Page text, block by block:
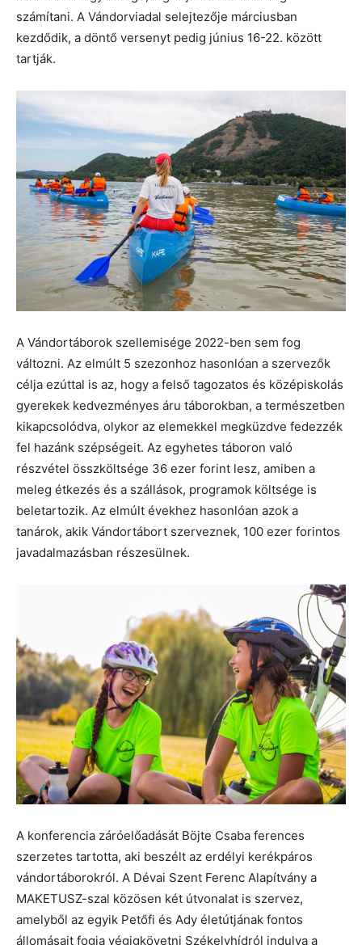
számítani. A Vándorviadal selejtezője márciusban
kezdődik, a döntő versenyt pedig június 16-22. között
tartják.
A Vándortáborok szellemisége 2022-ben sem fog
változni. Az elmúlt 5 szezonhoz hasonlóan a szervezők
célja ezúttal is az, hogy a felső tagozatos és középiskolás
gyerekek kedvezményes áru táborokban, a természetben
kikapcsolódva, olykor az elemekkel megküzdve fedezzék
fel hazánk szépségeit. Az egyhetes táboron való
részvétel összköltsége 36 ezer forint lesz, amiben a
meleg étkezés és a szállások, programok költsége is
beletartozik. Az elmúlt évekhez hasonlóan azok a
tanárok, akik Vándortábort szerveznek, 100 ezer forintos
javadalmazásban részesülnek.
A konferencia záróelőadását Böjte Csaba ferences
szerzetes tartotta, aki beszélt az erdélyi kerékpáros
vándortáborokról. A Dévai Szent Ferenc Alapítvány a
MAKETUSZ-szal közösen két útvonalat is szervez,
amelyből az egyik Petőfi és Ady életútjának fontos
állomásait fogja végigkövetni Székelyhídról indulva a